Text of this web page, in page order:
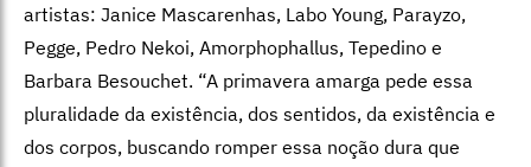
artistas: Janice Mascarenhas, Labo Young, Parayzo,
Pegge, Pedro Nekoi, Amorphophallus, Tepedino e
Barbara Besouchet. “A primavera amarga pede essa
pluralidade da existência, dos sentidos, da existência e
dos corpos, buscando romper essa noção dura que